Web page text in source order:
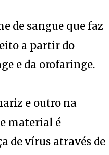
de sangue que faz
a partir do
e da orofaringe.
e outro na
material é
de vírus através de